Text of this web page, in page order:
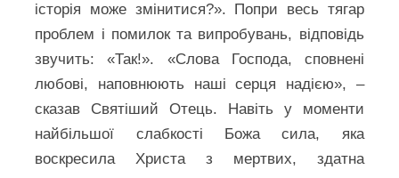
історія може змінитися?». Попри весь тягар
проблем і помилок та випробувань, відповідь
звучить: «Так!». «Слова Господа, сповнені
любові, наповнюють наші серця надією», –
сказав Святіший Отець. Навіть у моменти
найбільшої слабкості Божа сила, яка
воскресила Христа з мертвих, здатна